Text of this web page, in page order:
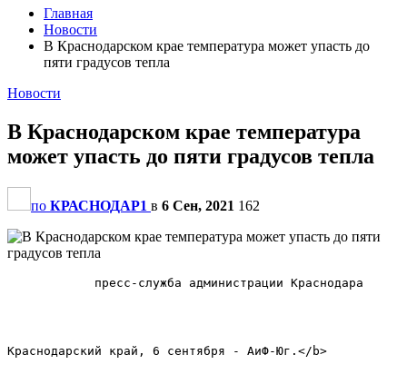
Главная
Новости
В Краснодарском крае температура может упасть до
пяти градусов тепла
Новости
В Краснодарском крае температура
может упасть до пяти градусов тепла
по КРАСНОДАР1 в 6 Сен, 2021 162
пресс-служба администрации
Краснодарский край, 6 сентября - АиФ-Юг.</b>